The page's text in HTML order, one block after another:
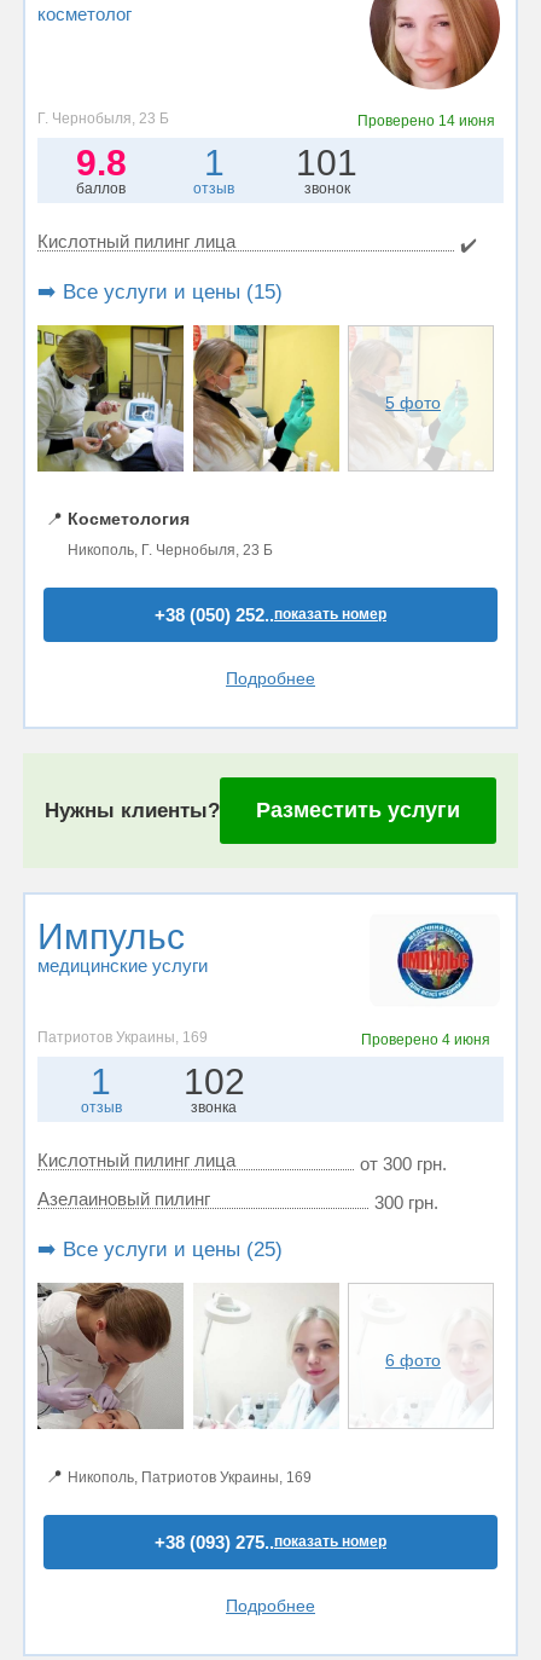
косметолог
Г. Чернобыля, 23 Б Проверено 14 июня
9.8
баллов
1
отзыв
101
звонок
Кислотный пилинг лица ✔️
➡️ Все услуги и цены (15)
5 фото
📍 Косметология
Никополь, Г. Чернобыля, 23 Б
+38 (050) 252..показать номер
Подробнее
Нужны клиенты? Разместить услуги
Импульс
медицинские услуги
Патриотов Украины, 169 Проверено4 июня
1
отзыв
102
звонка
Кислотный пилинг лица
от 300 грн.
Азелаиновый пилинг
300 грн.
➡️ Все услуги и цены (25)
6 фото
📍 Никополь, Патриотов Украины, 169
+38 (093) 275..показать номер
Подробнее